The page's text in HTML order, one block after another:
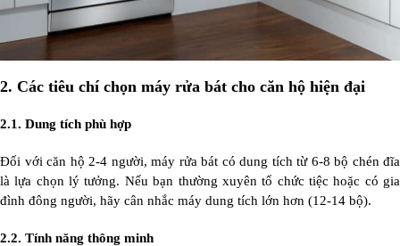
2. Các tiêu chí chọn máy rửa bát cho căn hộ hiện đại
2.1. Dung tích phù hợp
Đối với căn hộ 2-4 người, máy rửa bát có dung tích từ 6-8 bộ chén đĩa
là lựa chọn lý tưởng. Nếu bạn thường xuyên tổ chức tiệc hoặc có gia
đình đông người, hãy cân nhắc máy dung tích lớn hơn (12-14 bộ).
2.2. Tính năng thông minh